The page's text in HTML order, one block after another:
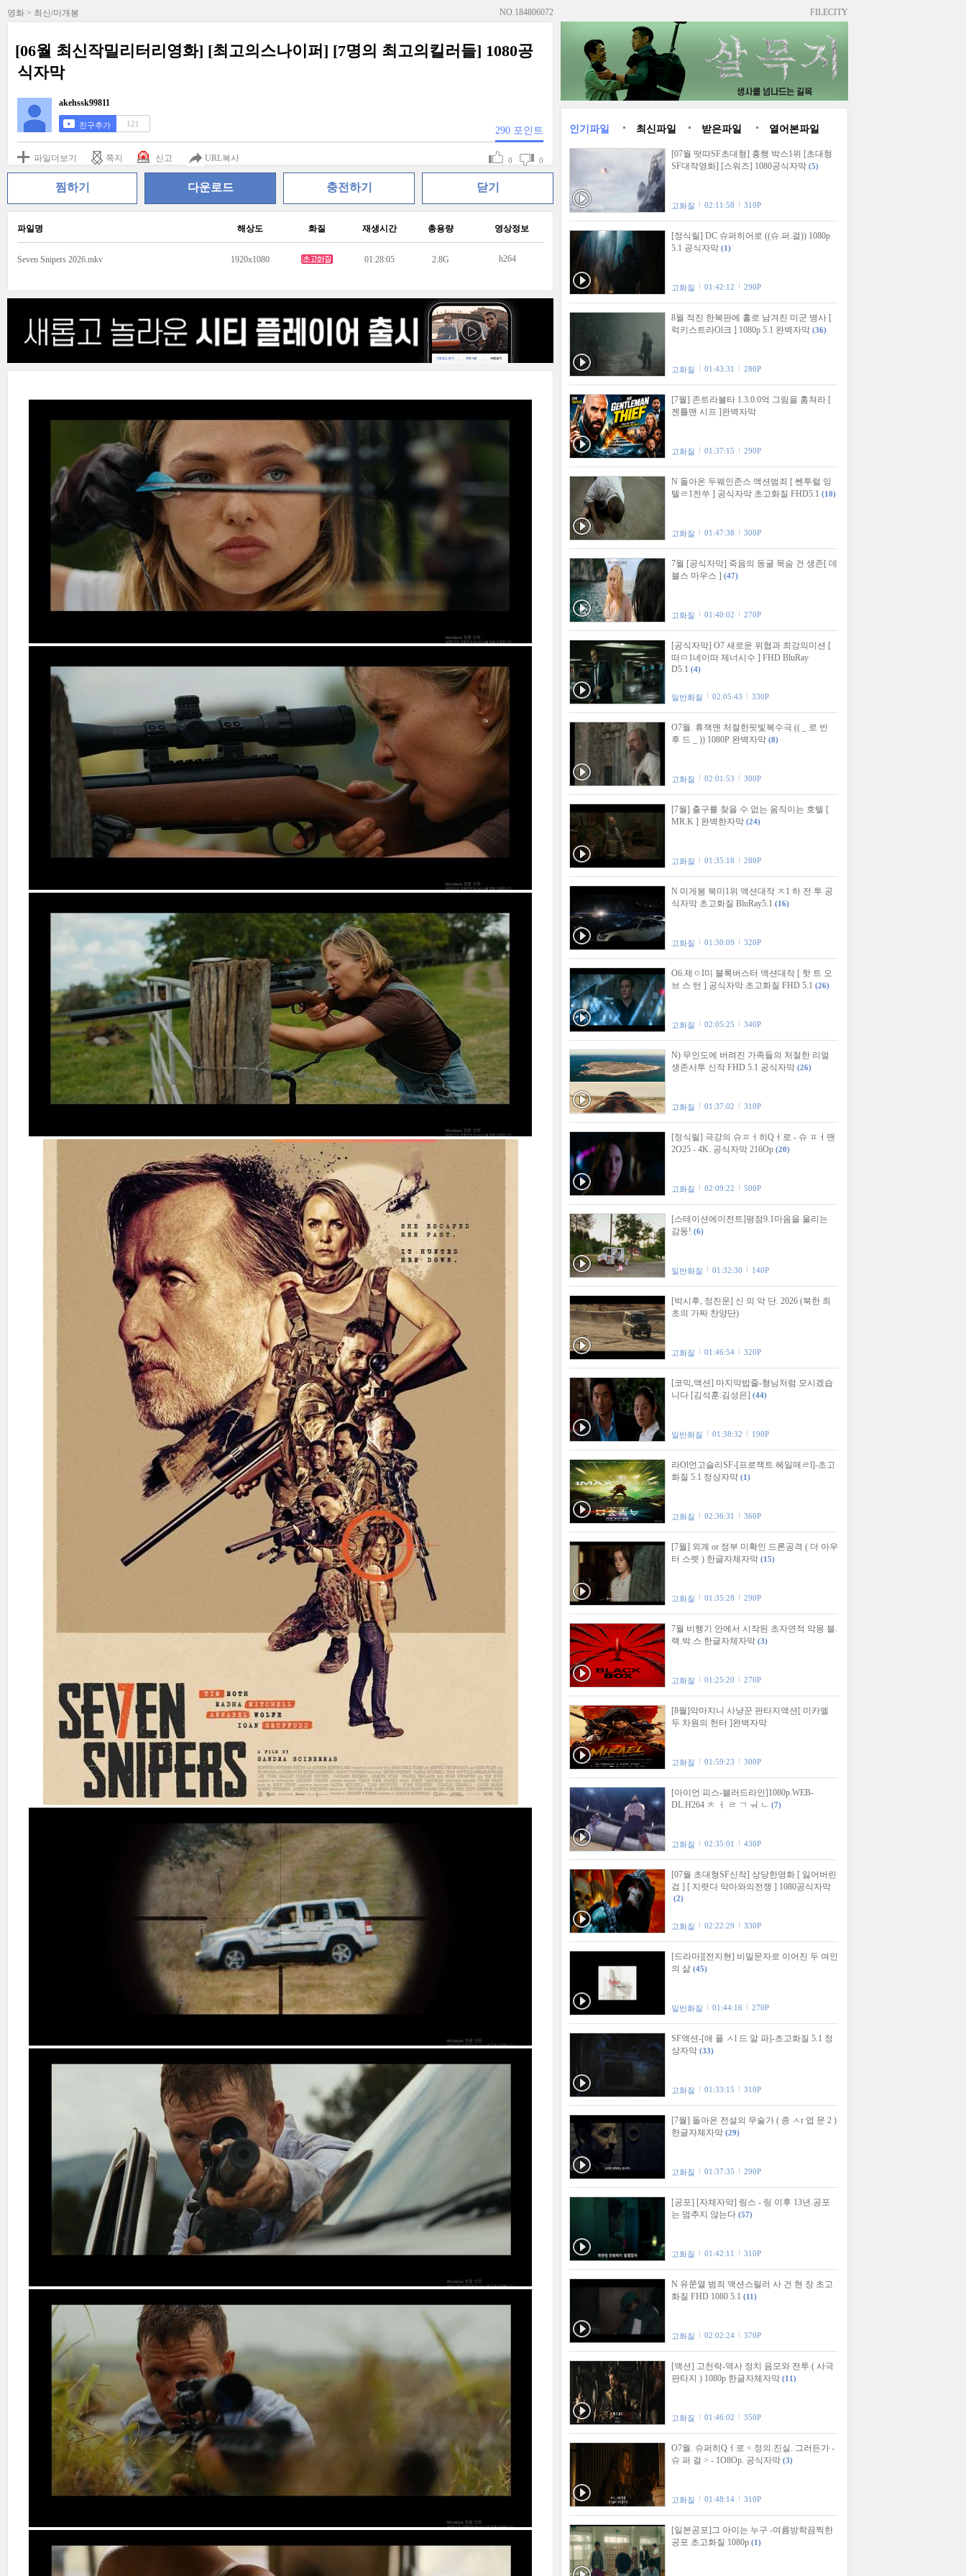
영화 > 최신/미개봉 NO.184806072
[06월 최신작밀리터리영화] [최고의스나이퍼] [7명의 최고의킬러들] 1080공
식자막
akehssk99811
친구추가 121
290 포인트
파일더보기 쪽지 신고 URL복사 0 0
찜하기 다운로드 충전하기 닫기
파일명 해상도 화질 재생시간 총용량 영상정보
Seven Snipers 2026.mkv 1920x1080 01:28:05 2.8G h264
FILECITY
인기파일 최신파일 받은파일 열어본파일
[07월 떳따SF초대형] 흥행 박스1위 [초대형
SF대작영화] [스워즈] 1080공식자막 (5)
고화질 02:11:58 310P
[정식릴] DC 슈퍼히어로 ((슈.퍼.걸)) 1080p
5.1 공식자막 (1)
고화질 01:42:12 290P
8월 적진 한복판에 홀로 남겨진 미군 병사 [
럭키스트라Ol크 ] 1080p 5.1 완벽자막 (36)
고화질 01:43:31 280P
[7월] 존트라볼타 1.3.0.0억 그림을 훔쳐라 [
젠틀맨 시프 ]완벽자막
고화질 01:37:15 290P
N 돌아온 두웨인존스 액션범죄 [ 쎈투럴 잉
텔ㄹ1전쑤 ] 공식자막 초고화질 FHD5.1 (10)
고화질 01:47:38 300P
7월 [공식자막] 죽음의 동굴 목숨 건 생존[ 데
블스 마우스 ] (47)
고화질 01:40:02 270P
[공식자막] O7 새로운 위협과 최강의미션 [
떠ㅁ1네이떠 제너시수 ] FHD BluRay
D5.1 (4)
일반화질 02:05:43 330P
O7월. 휴잭맨 처절한핏빛복수극 (( _ 로 빈
후 드 _ )) 1080P 완벽자막 (8)
고화질 02:01:53 300P
[7월] 출구를 찾을 수 없는 움직이는 호텔 [
MR.K ] 완벽한자막 (24)
고화질 01:35:18 280P
N 미게봉 북미1위 액션대작 ㅈ1 하 전 투 공
식자막 초고화질 BluRay5.1 (16)
고화질 01:30:09 320P
O6.제ㅇI미 블록버스터 액션대작 [ 핫 트 오
브 스 턴 ] 공식자막 초고화질 FHD 5.1 (26)
고화질 02:05:25 340P
N) 무인도에 버려진 가족들의 처절한 리얼
생존사투 신작 FHD 5.1 공식자막 (26)
고화질 01:37:02 310P
[정식릴] 극강의 슈ㅍㅓ히Qㅓ로 - 슈 ㅍㅓ맨
2O25 - 4K. 공식자막 216Op (20)
고화질 02:09:22 500P
[스테이션에이전트]평점9.1마음을 울리는
감동! (6)
일반화질 01:32:30 140P
[박시후, 정진운] 신 의 악 단. 2026 (북한 최
초의 가짜 찬양단)
고화질 01:46:54 320P
[코믹,액션] 마지막밥줄-형님처럼 모시겠습
니다 [김석훈.김성은] (44)
일반화질 01:38:32 190P
라Ol언고슬리SF-[프로잭트 헤일매ㄹl]-초고
화질 5.1 정상자막 (1)
고화질 02:36:31 360P
[7월] 외계 or 정부 미확인 드론공격 ( 더 아우
터 스렛 ) 한글자체자막 (15)
고화질 01:35:28 290P
7월 비행기 안에서 시작된 초자연적 악몽 블.
랙.박.스 한글자체자막 (3)
고화질 01:25:20 270P
[8월]악마지니 사냥꾼 판타지액션[ 미카엘
두 차원의 헌터 ]완벽자막
고화질 01:59:23 300P
[아이언 피스-블러드라인]1080p.WEB-
DL.H264 ㅊ ㅓ ㄹ ㄱ ㅝ ㄴ (7)
고화질 02:35:01 430P
[07월 초대형SF신작] 상당한영화 [ 잃어버린
검 ] [ 지렷다 악마와의전쟁 ] 1080공식자막
(2)
고화질 02:22:29 330P
[드라마][전지현] 비밀문자로 이어진 두 여인
의 삶 (45)
일반화질 01:44:16 270P
SF액션-[애 플 ㅅl 드 알 파]-초고화질 5.1 정
상자막 (33)
고화질 01:33:15 310P
[7월] 돌아온 전설의 무술가 ( 종 ㅅr 엽 문 2 )
한글자체자막 (29)
고화질 01:37:35 290P
[공포] [자체자막] 링스 - 링 이후 13년.공포
는 멈추지 않는다 (57)
고화질 01:42:11 310P
N 유쭌열 범죄 액션스릴러 사 건 현 장 초고
화질 FHD 1080 5.1 (11)
고화질 02:02:24 370P
[액션] 고천락-역사 정치 음모와 전투 ( 사극
판타지 ) 1080p 한글자체자막 (11)
고화질 01:46:02 350P
O7월. 슈퍼히Qㅓ로 < 정의.진실. 그러든가 -
슈 퍼 걸 > - 1O8Op. 공식자막 (3)
고화질 01:48:14 310P
[일본공포]그 아이는 누구 -여름방학끔찍한
공포 초고화질 1080p (1)